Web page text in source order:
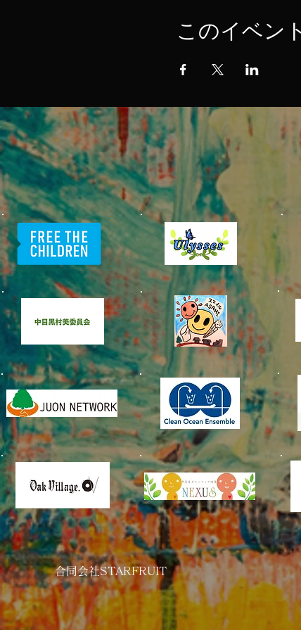
このイベン
​合同会社STARFRUIT